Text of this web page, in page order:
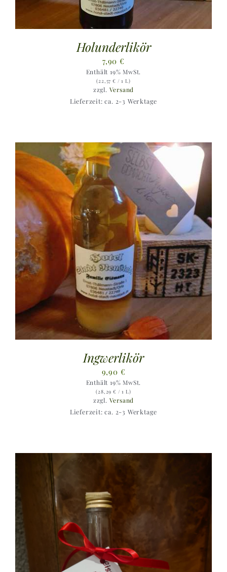
Holunderlikör
7,90€
Enthält 19% MwSt.
(22,57€ / 1 L)
zzgl. Versand
Lieferzeit: ca. 2-3 Werktage
Ingwerlikör
9,90 €
Enthält 19% MwSt.
(28,29€ / 1 L)
zzgl. Versand
Lieferzeit: ca. 2-3 Werktage